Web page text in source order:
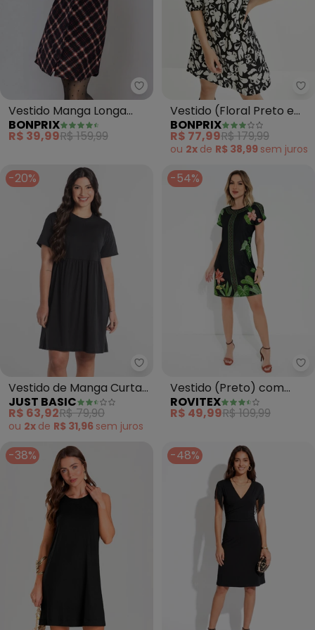
bonprix - Vestido Manga
Vestido Manga Longa
(Xadrez Vermelho)
BONPRIX
R$ 39,99R$ 159,99
Vestido (Floral Preto e
Branco) em Crepe Plano
BONPRIX
R$ 77,99R$ 179,99
ou 2x de R$ 38,99 sem juros
-20%
Just Basic - Vestido de Manga
Vestido de Manga Curta
em Algodão (Preto)
JUST BASIC
R$ 63,92R$ 79,90
ou 2x de R$ 31,96 sem juros
-54%
Vestido (Preto) com
Mangas Curtas Rovitex
ROVITEX
R$ 49,99R$ 109,99
-38% -48%